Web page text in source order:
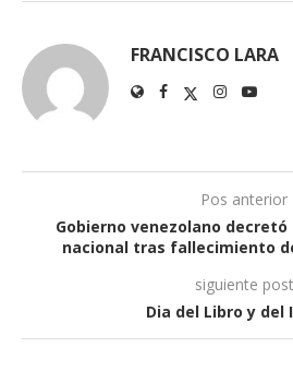
FRANCISCO LARA
Pos anterior
Gobierno venezolano
nacional tras fallecimiento
siguiente post
Dia del Libro y del